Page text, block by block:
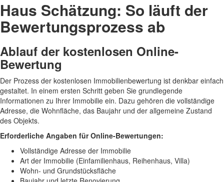
Haus Schätzung: So läuft der
Bewertungsprozess ab
Ablauf der kostenlosen Online-
Bewertung
Der Prozess der kostenlosen Immobilienbewertung ist denkbar einfach
gestaltet. In einem ersten Schritt geben Sie grundlegende
Informationen zu Ihrer Immobilie ein. Dazu gehören die vollständige
Adresse, die Wohnfläche, das Baujahr und der allgemeine Zustand
des Objekts.
Erforderliche Angaben für Online-Bewertungen:
Vollständige Adresse der Immobilie
Art der Immobilie (Einfamilienhaus, Reihenhaus, Villa)
Wohn- und Grundstücksfläche